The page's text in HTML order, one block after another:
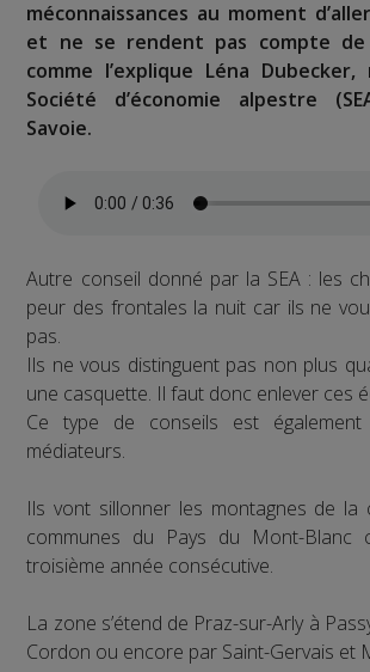
méconnaissances au moment
et ne se rendent pas compte de
comme l’explique Léna
Société d’économie alpestre
Savoie.
Autre conseil donné par la SEA : les
peur des frontales la nuit car ils ne
pas.
Ils ne vous distinguent pas non plus
une casquette. Il faut donc enlever ces
Ce type de conseils est
médiateurs.
Ils vont sillonner les montagnes de la
communes du Pays du Mont-
troisième année consécutive.
La zone s’étend de Praz-sur-Arly à
Cordon ou encore par Saint-Gervais et